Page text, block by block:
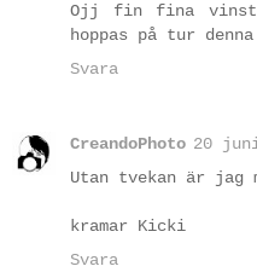
Ojj fin fina
hoppas på tur
Svara
CreandoPhoto 20
Utan tvekan är
kramar Kicki
Svara